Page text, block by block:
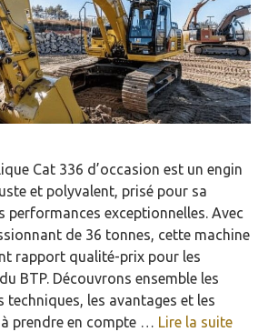
Cat 336 d’occasion est un engin
et polyvalent, prisé pour sa
performances exceptionnelles. Avec
de 36 tonnes, cette machine
rapport qualité-prix pour les
BTP. Découvrons ensemble les
techniques, les avantages et les
prendre en compte … Lire la suite